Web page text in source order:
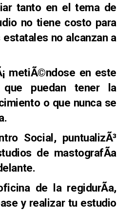
tanto en el tema de
no tiene costo para
no alcanzan a
metiÃ©ndose en este
que puedan tener la
o que nunca se
Social, puntualizÃ³
de mastografÃ­a
de la regidurÃ­a,
y realizar tu estudio